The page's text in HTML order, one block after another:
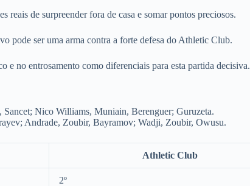
de surpreender fora de casa e somar pontos preciosos.
pode ser uma arma contra a forte defesa do Athletic Club.
e no entrosamento como diferenciais para esta partida decisiva.
Nico Williams, Muniain, Berenguer; Guruzeta.
Andrade, Zoubir, Bayramov; Wadji, Zoubir, Owusu.
Athletic Club
2º